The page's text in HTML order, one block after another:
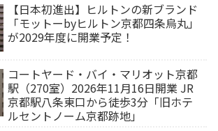
【日本初進出】ヒルトンの新ブランド
「モットーbyヒルトン京都四条烏丸」
が2029年度に開業予定！
コートヤード・バイ・マリオット京都
駅（270室）2026年11月16日開業 JR
京都駅八条東口から徒歩3分「旧ホテ
ルセントノーム京都跡地」